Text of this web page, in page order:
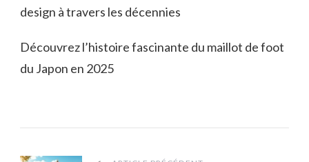
design à travers les décennies
Découvrez l’histoire fascinante du maillot de foot
du Japon en 2025